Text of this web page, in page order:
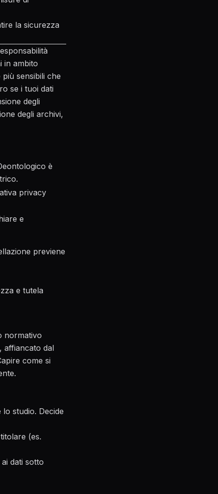
la sicurezza
in ambito
sensibili che
se i tuoi dati
degli
degli archivi,
è
privacy
e
previene
e tutela
normativo
affiancato dal
come si
studio. Decide
(es.
dati sotto